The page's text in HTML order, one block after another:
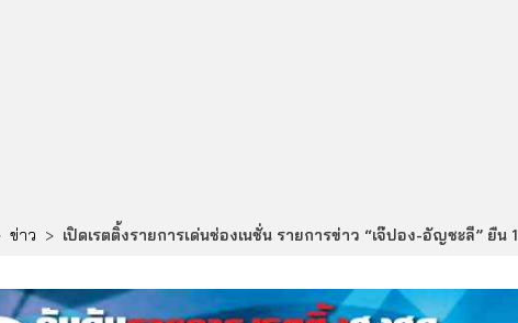
ข่าว > เปิดเรตติ้งรายการเด่นช่องเนชั่น รายการข่าว “เจ๊ปอง-อัญชะลี” ยืน 1